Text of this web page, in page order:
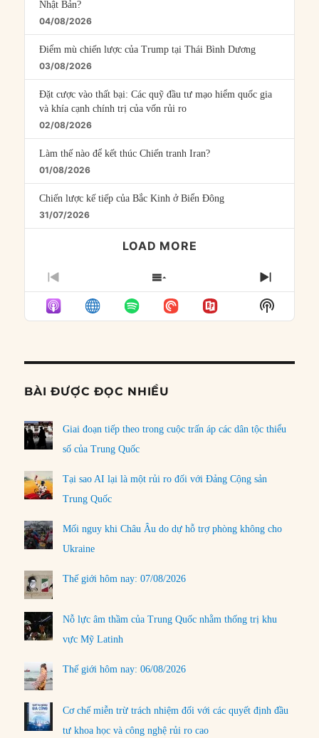
Nhật Bản?
04/08/2026
Điểm mù chiến lược của Trump tại Thái Bình Dương
03/08/2026
Đặt cược vào thất bại: Các quỹ đầu tư mạo hiểm quốc gia
và khía cạnh chính trị của vốn rủi ro
02/08/2026
Làm thế nào để kết thúc Chiến tranh Iran?
01/08/2026
Chiến lược kế tiếp của Bắc Kinh ở Biển Đông
31/07/2026
LOAD MORE
PREVIOUS
EPISODE
SHOW
EPISODES
LIST
NEXT
Show
Podcast
BÀI ĐƯỢC ĐỌC NHIỀU
Giai đoạn tiếp theo trong cuộc trấn áp các dân tộc thiểu
số của Trung Quốc
Tại sao AI lại là một rủi ro đối với Đảng Cộng sản
Trung Quốc
Mối nguy khi Châu Âu do dự hỗ trợ phòng không cho
Ukraine
Thế giới hôm nay: 07/08/2026
Nỗ lực âm thầm của Trung Quốc nhằm thống trị khu
vực Mỹ Latinh
Thế giới hôm nay: 06/08/2026
Cơ chế miễn trừ trách nhiệm đối với các quyết định đầu
tư khoa học và công nghệ rủi ro cao